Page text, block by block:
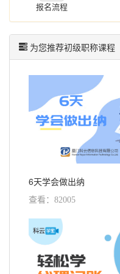
报名流程
为您推荐初级职称课程
6天学会做出纳
查看：82005